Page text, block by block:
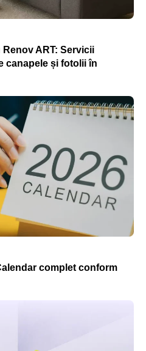
ART: Servicii
canapele și fotolii în
complet conform